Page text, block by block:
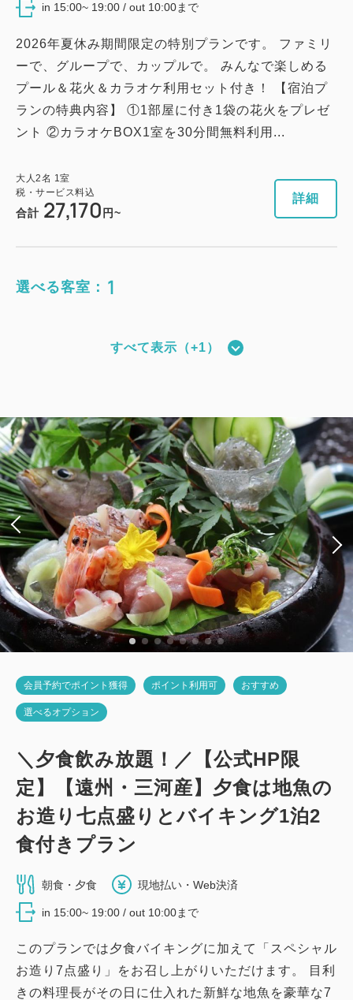
in 15:00~ 19:00 / out 10:00まで
2026年夏休み期間限定の特別プランです。 ファミリ
ーで、グループで、カップルで。 みんなで楽しめる
プール＆花火＆カラオケ利用セット付き！ 【宿泊プ
ランの特典内容】 ①1部屋に付き1袋の花火をプレゼ
ント ②カラオケBOX1室を30分間無料利用...
大人 2名 1 室
税・サービス料込
合計 27,170 円~
詳細
選べる客室： 1
税・サービス料込
会員価格 27,170 円~
大人2名1
税・サービス料込
合計 28,600円~
獲得ポイント 494~
禁煙 27.00m2 1~4名
シングルサイズ×2 Wi-Fiあり（無料）
詳細 日付を選択
すべて表示（+1）
会員予約でポイント獲得 ポイント利用可 おすすめ
選べるオプション
＼夕食飲み放題！／【公式HP限
定】【遠州・三河産】夕食は地魚の
お造り七点盛りとバイキング1泊2
食付きプラン
朝食・夕食 現地払い・Web決済
in 15:00~ 19:00 / out 10:00まで
このプランでは夕食バイキングに加えて「スペシャル
お造り7点盛り」をお召し上がりいただけます。 目利
きの料理長がその日に仕入れた新鮮な地魚を豪華な7